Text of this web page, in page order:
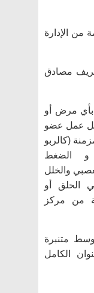
الإدارة
مصادق
بأي مرض أو
عمل عضو
(كالربو
و الضغط
والخلل
الحلق أو
من مركز
متنبرة
الكامل